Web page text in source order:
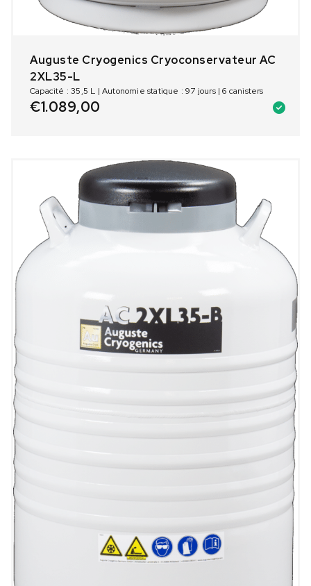
Auguste Cryogenics Cryoconservateur AC
2XL35-L
Capacité : 35,5 L | Autonomie statique : 97 jours | 6 canisters
€1.089,00